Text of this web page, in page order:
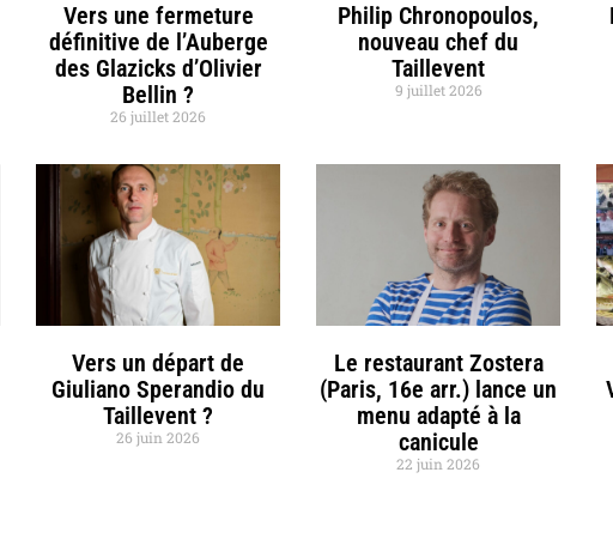
Vers une fermeture
définitive de l’Auberge
des Glazicks d’Olivier
Bellin ?
26 juillet 2026
Philip Chronopoulos,
nouveau chef du
Taillevent
9 juillet 2026
Vers un départ de
Giuliano Sperandio du
Taillevent ?
26 juin 2026
Le restaurant Zostera
(Paris, 16e arr.) lance un
menu adapté à la
canicule
22 juin 2026